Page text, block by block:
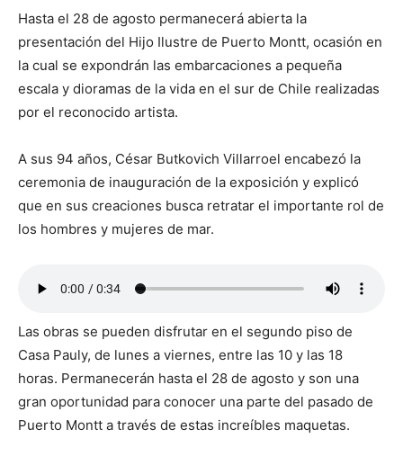
Hasta el 28 de agosto permanecerá abierta la
presentación del Hijo Ilustre de Puerto Montt, ocasión en
la cual se expondrán las embarcaciones a pequeña
escala y dioramas de la vida en el sur de Chile realizadas
por el reconocido artista.
A sus 94 años, César Butkovich Villarroel encabezó la
ceremonia de inauguración de la exposición y explicó
que en sus creaciones busca retratar el importante rol de
los hombres y mujeres de mar.
Las obras se pueden disfrutar en el segundo piso de
Casa Pauly, de lunes a viernes, entre las 10 y las 18
horas. Permanecerán hasta el 28 de agosto y son una
gran oportunidad para conocer una parte del pasado de
Puerto Montt a través de estas increíbles maquetas.